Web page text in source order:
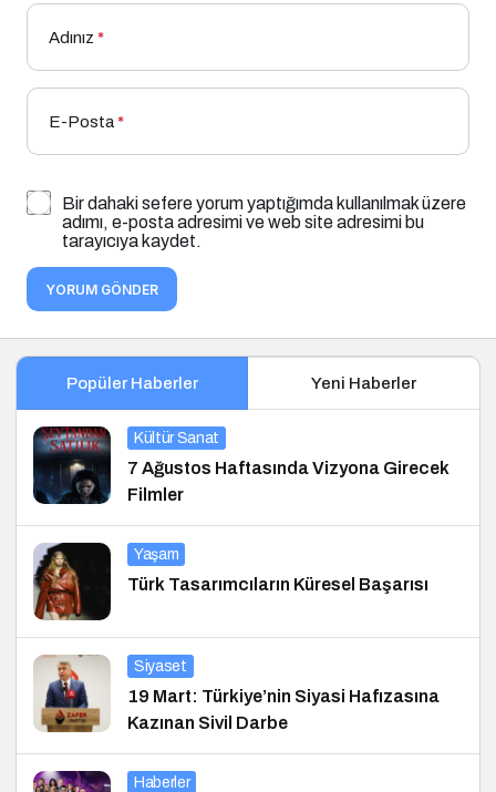
Adınız *
E-Posta*
Bir dahaki sefere yorum yaptığımda kullanılmak üzere
adımı, e-posta adresimi ve web site adresimi bu
tarayıcıya kaydet.
YORUM GÖNDER
Popüler Haberler Yeni Haberler
Kültür Sanat
7 Ağustos Haftasında Vizyona Girecek
Filmler
Yaşam
Türk Tasarımcıların Küresel Başarısı
Siyaset
19 Mart: Türkiye’nin Siyasi Hafızasına
Kazınan Sivil Darbe
Haberler